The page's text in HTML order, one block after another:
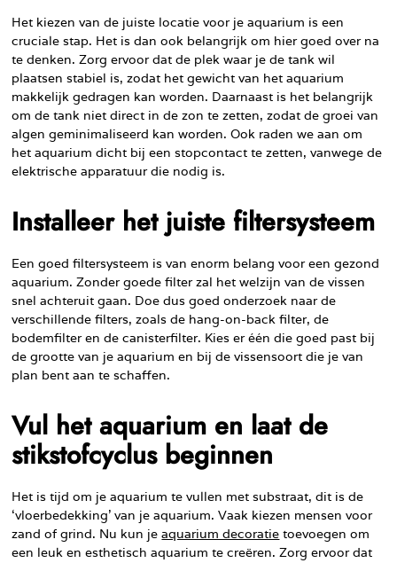
Het kiezen van de juiste locatie voor je aquarium is een
cruciale stap. Het is dan ook belangrijk om hier goed over na
te denken. Zorg ervoor dat de plek waar je de tank wil
plaatsen stabiel is, zodat het gewicht van het aquarium
makkelijk gedragen kan worden. Daarnaast is het belangrijk
om de tank niet direct in de zon te zetten, zodat de groei van
algen geminimaliseerd kan worden. Ook raden we aan om
het aquarium dicht bij een stopcontact te zetten, vanwege de
elektrische apparatuur die nodig is.
Installeer het juiste filtersysteem
Een goed filtersysteem is van enorm belang voor een gezond
aquarium. Zonder goede filter zal het welzijn van de vissen
snel achteruit gaan. Doe dus goed onderzoek naar de
verschillende filters, zoals de hang-on-back filter, de
bodemfilter en de canisterfilter. Kies er één die goed past bij
de grootte van je aquarium en bij de vissensoort die je van
plan bent aan te schaffen.
Vul het aquarium en laat de
stikstofcyclus beginnen
Het is tijd om je aquarium te vullen met substraat, dit is de
‘vloerbedekking’ van je aquarium. Vaak kiezen mensen voor
zand of grind. Nu kun jeaquarium decoratie toevoegen om
een leuk en esthetisch aquarium te creëren. Zorg ervoor dat